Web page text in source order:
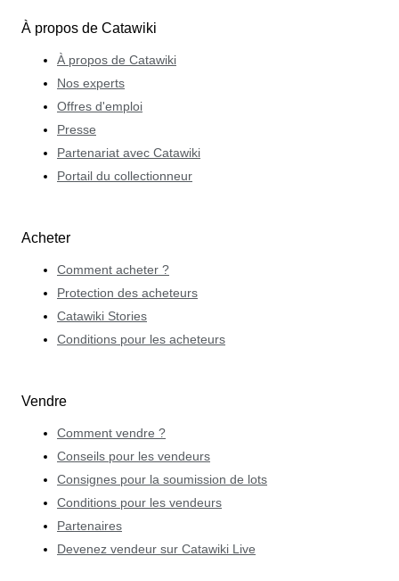
À propos de Catawiki
À propos de Catawiki
Nos experts
Offres d'emploi
Presse
Partenariat avec Catawiki
Portail du collectionneur
Acheter
Comment acheter ?
Protection des acheteurs
Catawiki Stories
Conditions pour les acheteurs
Vendre
Comment vendre ?
Conseils pour les vendeurs
Consignes pour la soumission de lots
Conditions pour les vendeurs
Partenaires
Devenez vendeur sur Catawiki Live